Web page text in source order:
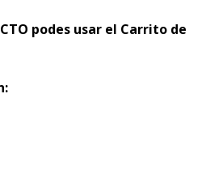
podes usar el Carrito de